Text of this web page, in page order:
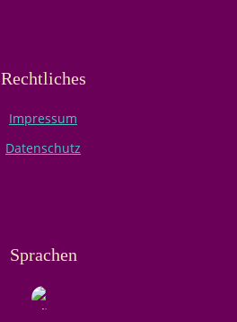
Rechtliches
Impressum
Datenschutz
Sprachen